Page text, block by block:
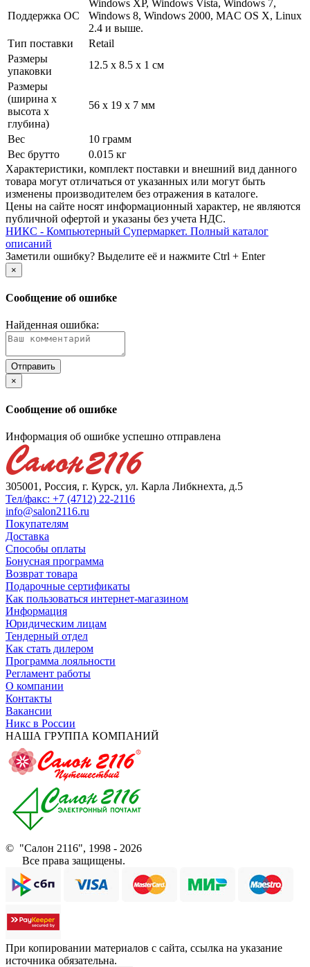
Поддержка ОС
Windows XP, Windows Vista, Windows 7,
Windows 8, Windows 2000, MAC OS X, Linux
2.4 и выше.
Тип поставки
Retail
Размеры
упаковки
12.5 x 8.5 x 1 см
Размеры
(ширина х
высота х
глубина)
56 x 19 x 7 мм
Вес
10 грамм
Вес брутто
0.015 кг
Xарактеристики, комплект поставки и внешний вид данного
товара могут отличаться от указанных или могут быть
изменены производителем без отражения в каталоге.
Цены на сайте носят информационный характер, не являются
публичной офертой и указаны без учета НДС.
НИКС - Компьютерный Cупермаркет. Полный каталог
описаний
Заметили ошибку? Выделите её и нажмите Ctrl + Enter
×
Сообщение об ошибке
Найденная ошибка:
×
Сообщение об ошибке
Информация об ошибке успешно отправлена
305001, Россия, г. Курск, ул. Карла Либкнехта, д.5
Тел/факс: +7 (4712) 22-2116
info@salon2116.ru
Покупателям
Доставка
Способы оплаты
Бонусная программа
Возврат товара
Подарочные сертификаты
Как пользоваться интернет-магазином
Информация
Юридическим лицам
Тендерный отдел
Как стать дилером
Программа лояльности
Регламент работы
О компании
Контакты
Вакансии
Никс в России
НАША ГРУППА КОМПАНИЙ
© "Салон 2116", 1998 - 2026
Все права защищены.
При копировании материалов с сайта, ссылка на указание
источника обязательна.